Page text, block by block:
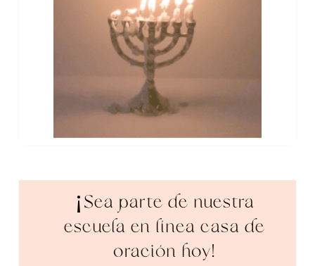
¡Sea parte de nuestra
escuela en línea casa de
oración hoy!